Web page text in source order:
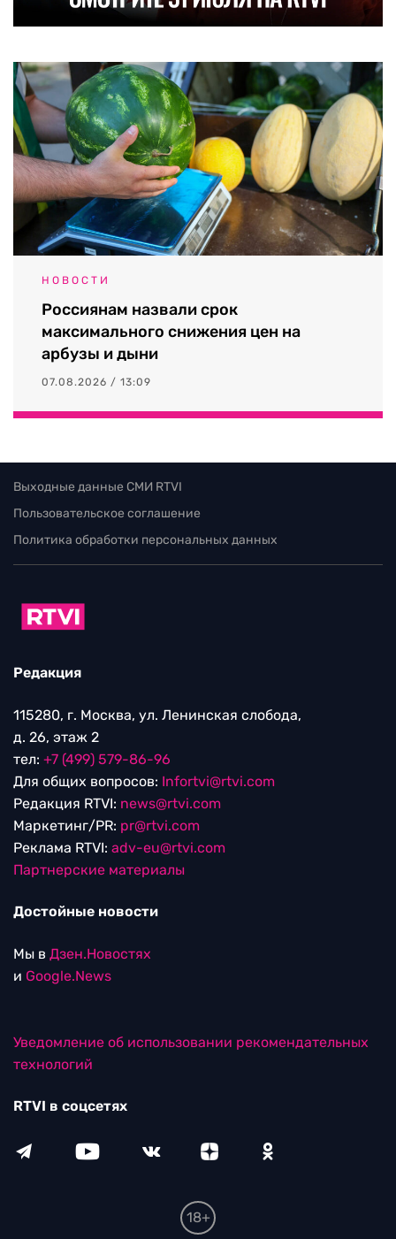
НОВОСТИ
Россиянам назвали срок
максимального снижения цен на
арбузы и дыни
07.08.2026 / 13:09
Выходные данные СМИ RTVI
Пользовательское соглашение
Политика обработки персональных данных
Редакция
115280, г. Москва, ул. Ленинская слобода,
д. 26, этаж 2
тел: +7 (499) 579-86-96
Для общих вопросов: Infortvi@rtvi.com
Редакция RTVI: news@rtvi.com
Маркетинг/PR: pr@rtvi.com
Реклама RTVI: adv-eu@rtvi.com
Партнерские материалы
Достойные новости
Мы в Дзен.Новостях
и Google.News
Уведомление об использовании рекомендательных
технологий
RTVI в соцсетях
18+